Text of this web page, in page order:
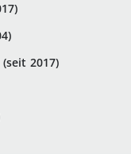
2017)